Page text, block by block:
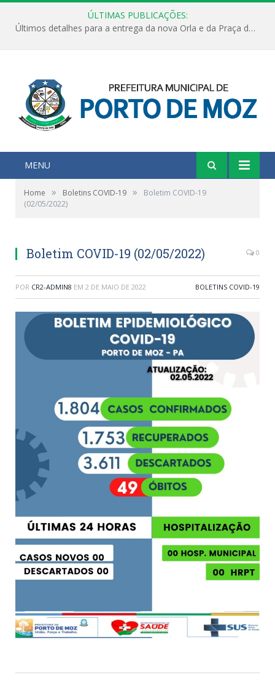
ÚLTIMAS PUBLICAÇÕES:
Últimos detalhes para a entrega da nova Orla e da Praça do Praião
MENU
Home » Boletins COVID-19 »
Boletim COVID-19
(02/05/2022)
Boletim COVID-19 (02/05/2022) 0
POR CR2-ADMIN8 EM 2 DE MAIO DE 2022 BOLETINS COVID-19